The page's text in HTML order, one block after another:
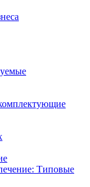
Типовые